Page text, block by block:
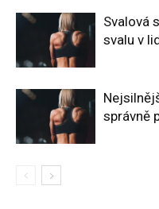
Svalová
svalu v
správně